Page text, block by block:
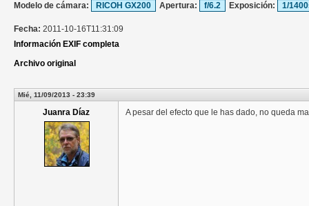
Modelo de cámara: RICOH GX200 Apertura: f/6.2 Exposición: 1/
Fecha: 2011-10-16T11:31:09
Información EXIF completa
Archivo original
Mié, 11/09/2013 - 23:39
Juanra Díaz A pesar del efecto que le has dado, no queda